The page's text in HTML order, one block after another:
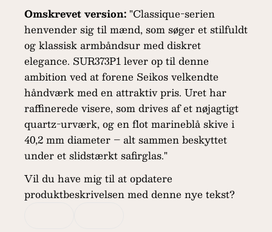
Omskrevet version:"Classique-serien
henvender sig til mænd, som søger et stilfuldt
og klassisk armbåndsur med diskret
elegance. SUR373P1 lever op til denne
ambition ved at forene Seikos velkendte
håndværk med en attraktiv pris. Uret har
raffinerede visere, som drives af et nøjagtigt
quartz-urværk, og en flot marineblå skive i
40,2 mm diameter – alt sammen beskyttet
under et slidstærkt safirglas."
Vil du have mig til at opdatere
produktbeskrivelsen med denne nye tekst?